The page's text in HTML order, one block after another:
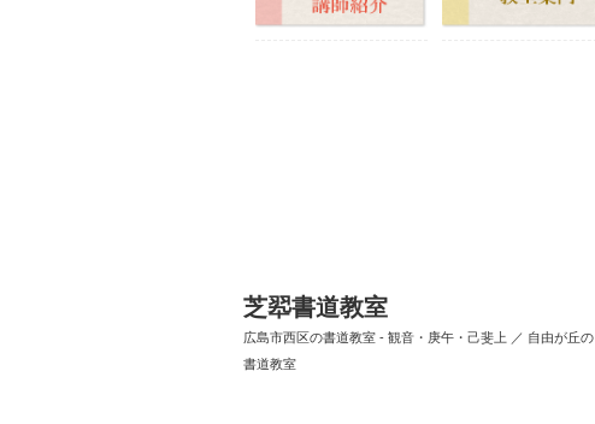
芝翆書道教室
広島市西区の書道教室 - 観音・庚午・己斐上 ／ 自由が丘の
書道教室